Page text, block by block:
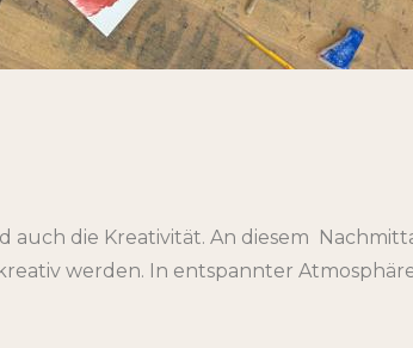
auch die Kreativität. An diesem
werden. In entspannter